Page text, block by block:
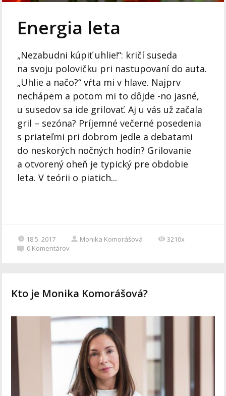
Energia leta
„Nezabudni kúpiť uhlie!“: kričí suseda
na svoju polovičku pri nastupovaní do auta.
„Uhlie a načo?“ vŕta mi v hlave. Najprv
nechápem a potom mi to dôjde -no jasné,
u susedov sa ide grilovať. Aj u vás už začala
gril – sezóna? Príjemné večerné posedenia
s priateľmi pri dobrom jedle a debatami
do neskorých nočných hodín? Grilovanie
a otvorený oheň je typický pre obdobie
leta. V teórii o piatich...
18.5. 2017 Monika Komorášová
3210x
0 Komentárov
Kto je Monika Komorášová?